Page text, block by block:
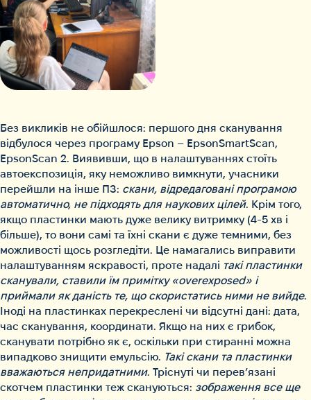
Без викликів не обійшлося: першого дня сканування
відбулося через програму Epson – EpsonSmartScan,
EpsonScan 2. Виявивши, що в налаштуваннях стоїть
автоекспозиція, яку неможливо вимкнути, учасники
перейшли на інше ПЗ: скани, відредаговані програмою
автоматично, не підходять для наукових цілей. Крім того,
якщо пластинки мають дуже велику витримку (4-5 хв і
більше), то вони самі та їхні скани є дуже темними, без
можливості щось розгледіти. Це намагались виправити
налаштуванням яскравості, проте надалі такі пластинки
сканували, ставили їм примітку «overexposed» і
приймали як даність те, що скористатись ними не вийде.
Іноді на пластинках перекреслені чи відсутні дані: дата,
час сканування, координати. Якщо на них є грибок,
сканувати потрібно як є, оскільки при стиранні можна
випадково знищити емульсію. Такі скани та пластинки
вважаються непридатними. Тріснуті чи перев’язані
скотчем пластинки теж скануються: зображення все ще